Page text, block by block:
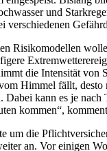
und
verschiedenen
Risikomodellen
die Intensität von
Himmel fällt, desto
Dabei kann es je nach
kommen“,
um die
an. Vor einigen